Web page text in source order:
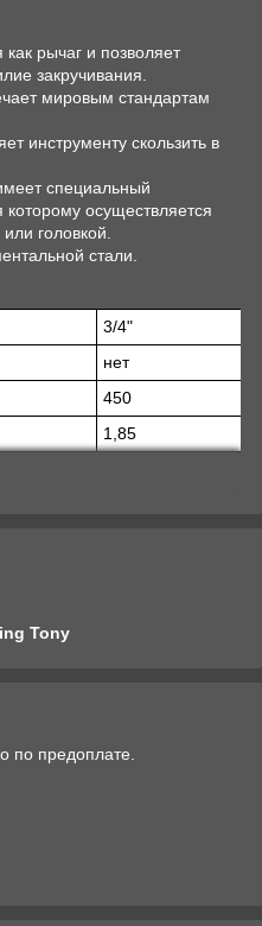
как рычаг и позволяет
закручивания.
мировым стандартам
инструменту скользить в
специальный
осуществляется
головкой.
стали.
3/4"
нет
450
1,85
Tony
по предоплате.